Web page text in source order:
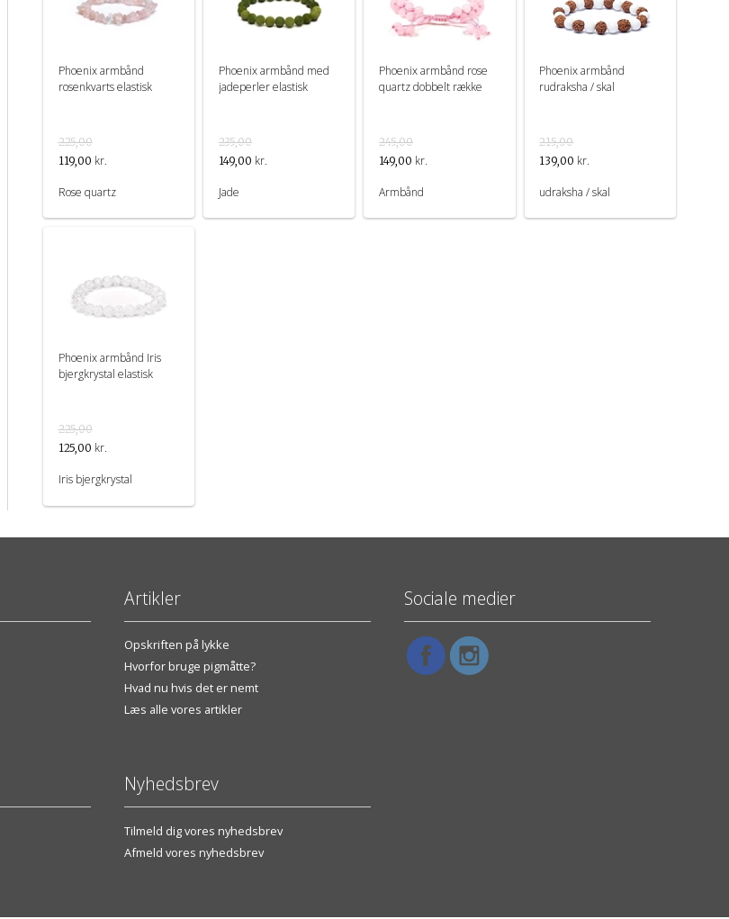
Phoenix armbånd
rosenkvarts elastisk
225,00
119,00 kr.
Rose quartz
Phoenix armbånd med
jadeperler elastisk
235,00
149,00 kr.
Jade
Phoenix armbånd rose
quartz dobbelt række
245,00
149,00 kr.
Armbånd
Phoenix armbånd
rudraksha / skal
215,00
139,00 kr.
udraksha / skal
Phoenix armbånd Iris
bjergkrystal elastisk
225,00
125,00 kr.
Iris bjergkrystal
Artikler
Opskriften på lykke
Hvorfor bruge pigmåtte?
Hvad nu hvis det er nemt
Læs alle vores artikler
Nyhedsbrev
Tilmeld dig vores nyhedsbrev
Afmeld vores nyhedsbrev
Sociale medier